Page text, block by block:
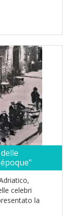
celebri
la